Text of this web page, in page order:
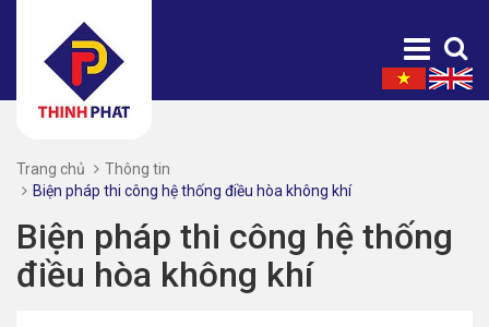
Trang chủ
Thông tin
Biện pháp thi công hệ thống điều hòa không khí
Biện pháp thi công hệ thống
điều hòa không khí